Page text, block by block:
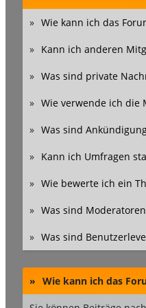
» Wie kann ich das
» Kann ich anderen
» Was sind private
» Wie verwende ich die
» Was sind
» Kann ich Umfragen
» Wie bewerte ich ein
» Was sind
» Was sind
» Wie kann ich das